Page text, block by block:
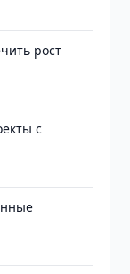
рост
с